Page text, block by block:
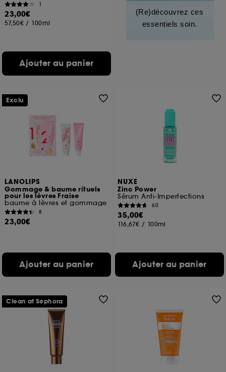
1
23,00€
57,50€ / 100ml
Ajouter au panier
(Re)découvrez ces
essentiels soin.
LANOLIPS
Gommage & baume rituels
pour les lèvres Fraise
baume à lèvres et gommage
8
23,00€
Ajouter au panier
Exclu
NUXE
Zinc Power
Sérum Anti-Imperfections
60
35,00€
116,67€ / 100ml
Ajouter au panier
Clean at Sephora